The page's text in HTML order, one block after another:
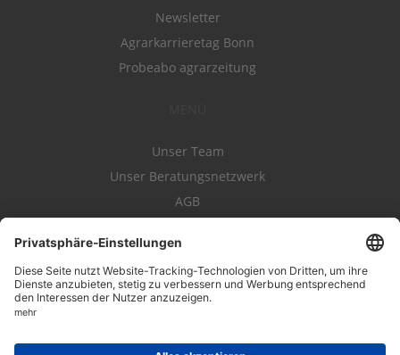
Newsletter
Agrarkarrieretag Bonn
Probeabo agrarzeitung
Unser Team
Unser Beratungsnetzwerk
AGB
Datenschutz
Impressum
Kontakt